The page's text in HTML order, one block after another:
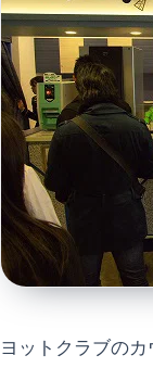
ヨットクラブの